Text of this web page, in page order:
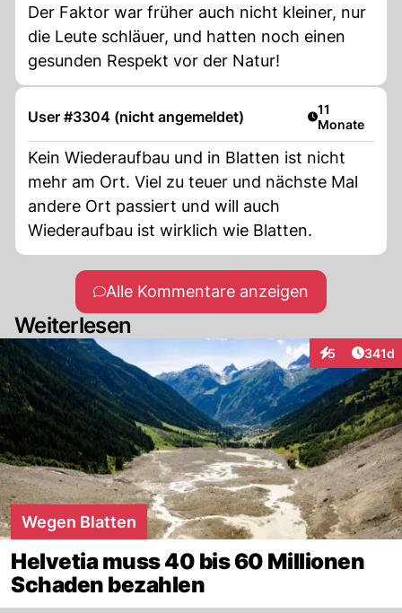
Der Faktor war früher auch nicht kleiner, nur
die Leute schläuer, und hatten noch einen
gesunden Respekt vor der Natur!
User #3304 (nicht angemeldet) Artikel
11
Monate
Kein Wiederaufbau und in Blatten ist nicht
mehr am Ort. Viel zu teuer und nächste Mal
andere Ort passiert und will auch
Wiederaufbau ist wirklich wie Blatten.
Alle Kommentare anzeigen
Weiterlesen
5
Interaktionen
341d
Wegen Blatten
Helvetia muss 40 bis 60 Millionen
Schaden bezahlen